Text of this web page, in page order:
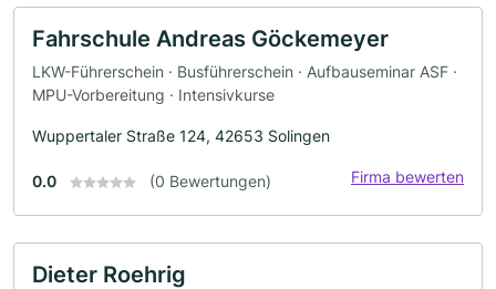
Fahrschule Andreas Göckemeyer
LKW-Führerschein · Busführerschein · Aufbauseminar ASF ·
MPU-Vorbereitung · Intensivkurse
Wuppertaler Straße 124, 42653 Solingen
0.0 (0 Bewertungen) Firma bewerten
Dieter Roehrig